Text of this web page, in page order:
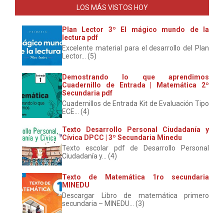
LOS MÁS VISTOS HOY
Plan Lector 3º El mágico mundo de la
lectura pdf
Excelente material para el desarrollo del Plan
Lector... (5)
Demostrando lo que aprendimos
Cuadernillo de Entrada | Matemática 2º
Secundaria pdf
Cuadernillos de Entrada Kit de Evaluación Tipo
ECE... (4)
Texto Desarrollo Personal Ciudadanía y
Cívica DPCC | 3º Secundaria Minedu
Texto escolar pdf de Desarrollo Personal
Ciudadanía y... (4)
Texto de Matemática 1ro secundaria
MINEDU
Descargar Libro de matemática primero
secundaria – MINEDU... (3)